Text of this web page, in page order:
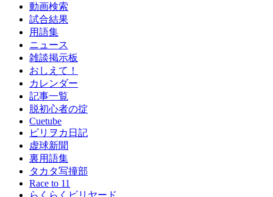
動画検索
試合結果
用語集
ニュース
雑談掲示板
おしえて！
カレンダー
記事一覧
脱初心者の掟
Cuetube
ビリヲカ日記
虚球新聞
裏用語集
タカタ写撞部
Race to 11
らくらくビリヤード